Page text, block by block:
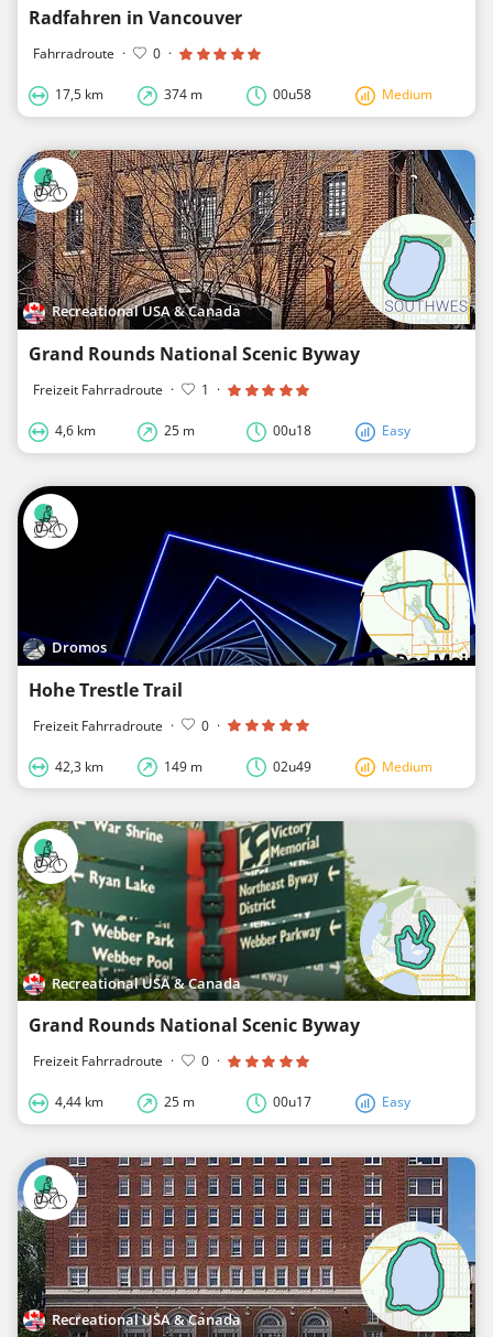
Radfahren in Vancouver
Fahrradroute · 0 ·
17,5 km 374 m 00u58 Medium
Recreational USA & Canada
Grand Rounds National Scenic Byway
Freizeit Fahrradroute · 1 ·
4,6 km 25 m 00u18 Easy
Dromos
Hohe Trestle Trail
Freizeit Fahrradroute · 0 ·
42,3 km 149 m 02u49 Medium
Recreational USA & Canada
Grand Rounds National Scenic Byway
Freizeit Fahrradroute · 0 ·
4,44 km 25 m 00u17 Easy
Recreational USA & Canada